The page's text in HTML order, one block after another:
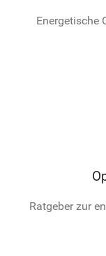
Energetische
Ratgeber zur